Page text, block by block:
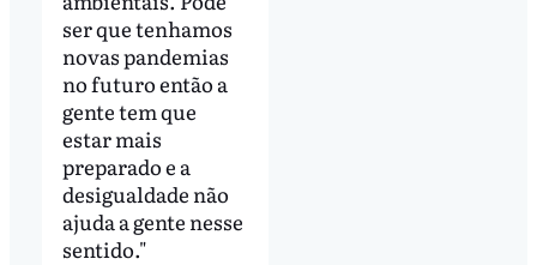
ser que tenhamos
novas pandemias
no futuro então a
gente tem que
estar mais
preparado e a
desigualdade não
ajuda a gente nesse
sentido."